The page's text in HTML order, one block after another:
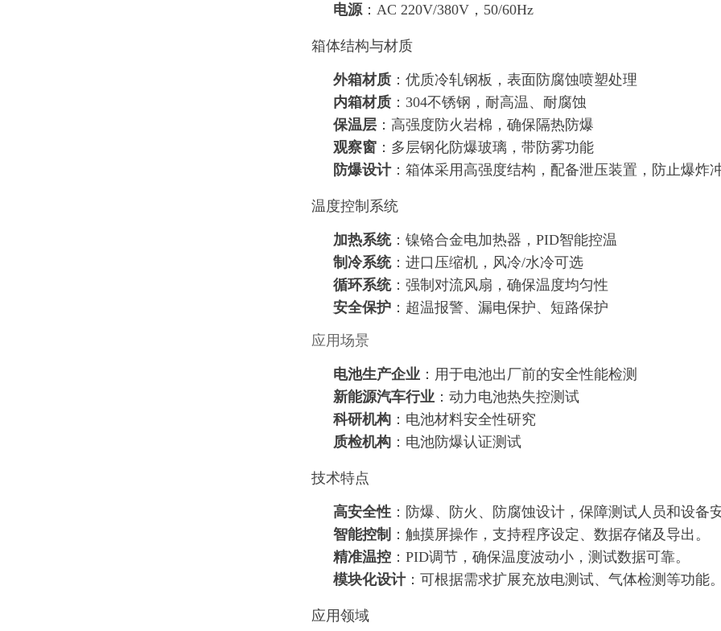
电源 ：AC 220V/380V，50/60Hz
箱体结构与材质
外箱材质 ：优质冷轧钢板，表面防腐蚀喷塑处理
内箱材质 ：304不锈钢，耐高温、耐腐蚀
保温层 ：高强度防火岩棉，确保隔热防爆
观察窗 ：多层钢化防爆玻璃，带防雾功能
防爆设计：箱体采用高强度结构，配备泄压装置，防止爆炸
温度控制系统
加热系统：镍铬合金电加热器，PID智能控温
制冷系统：进口压缩机，风冷/水冷可选
循环系统：强制对流风扇，确保温度均匀性
安全保护 ：超温报警、漏电保护、短路保护
应用场景
电池生产企业 ：用于电池出厂前的安全性能检测
新能源汽车行业 ：动力电池热失控测试
科研机构 ：电池材料安全性研究
质检机构 ：电池防爆认证测试
技术特点
高安全性 ：防爆、防火、防腐蚀设计，保障测试人员和设备安
智能控制 ：触摸屏操作，支持程序设定、数据存储及导出。
精准温控 ：PID调节，确保温度波动小，测试数据可靠。
模块化设计：可根据需求扩展充放电测试、气体检测等功能。
应用领域